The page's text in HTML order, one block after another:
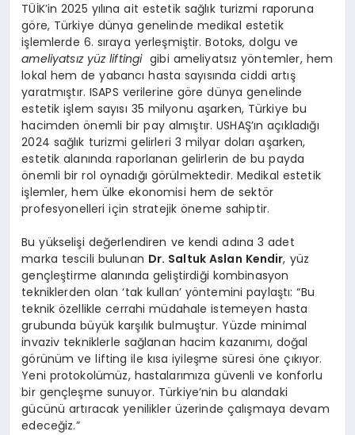
TÜİK’in 2025 yılına ait estetik sağlık turizmi raporuna
göre, Türkiye dünya genelinde medikal estetik
işlemlerde 6. sıraya yerleşmiştir. Botoks, dolgu ve
ameliyatsız yüz liftingi gibi ameliyatsız yöntemler, hem
lokal hem de yabancı hasta sayısında ciddi artış
yaratmıştır. ISAPS verilerine göre dünya genelinde
estetik işlem sayısı 35 milyonu aşarken, Türkiye bu
hacimden önemli bir pay almıştır. USHAŞ’ın açıkladığı
2024 sağlık turizmi gelirleri 3 milyar doları aşarken,
estetik alanında raporlanan gelirlerin de bu payda
önemli bir rol oynadığı görülmektedir. Medikal estetik
işlemler, hem ülke ekonomisi hem de sektör
profesyonelleri için stratejik öneme sahiptir.
Bu yükselişi değerlendiren ve kendi adına 3 adet
marka tescili bulunan Dr. Saltuk Aslan Kendir, yüz
gençleştirme alanında geliştirdiği kombinasyon
tekniklerden olan ‘tak kullan’ yöntemini paylaştı: “Bu
teknik özellikle cerrahi müdahale istemeyen hasta
grubunda büyük karşılık bulmuştur. Yüzde minimal
invaziv tekniklerle sağlanan hacim kazanımı, doğal
görünüm ve lifting ile kısa iyileşme süresi öne çıkıyor.
Yeni protokolümüz, hastalarımıza güvenli ve konforlu
bir gençleşme sunuyor. Türkiye’nin bu alandaki
gücünü artıracak yenilikler üzerinde çalışmaya devam
edeceğiz.”